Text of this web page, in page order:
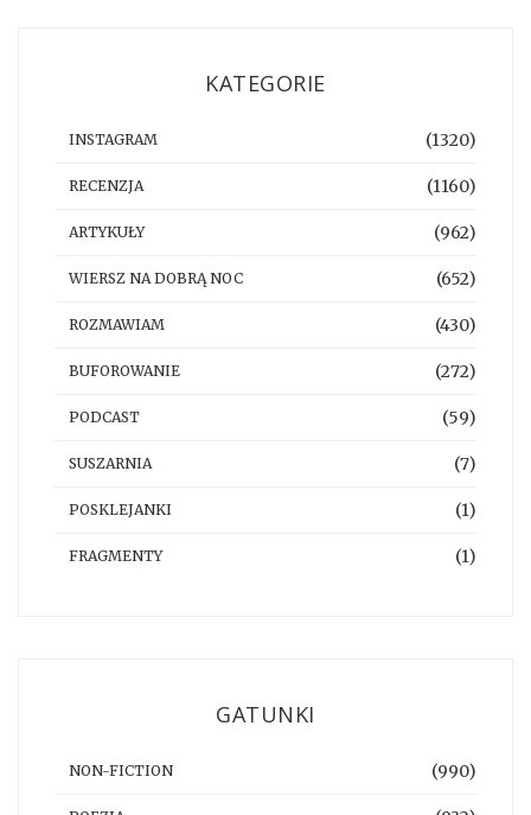
KATEGORIE
INSTAGRAM (1320)
RECENZJA (1160)
ARTYKUŁY (962)
WIERSZ NA DOBRĄ NOC (652)
ROZMAWIAM (430)
BUFOROWANIE (272)
PODCAST (59)
SUSZARNIA (7)
POSKLEJANKI (1)
FRAGMENTY (1)
GATUNKI
NON-FICTION (990)